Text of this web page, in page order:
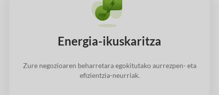
Energia-ikuskaritza
Zure negozioaren beharretara egokitutako aurrezpen- eta
efizientzia-neurriak.